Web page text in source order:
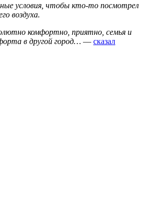
условия, чтобы кто-то посмотрел
воздуха.
комфортно, приятно, семья и
в другой город… — сказал